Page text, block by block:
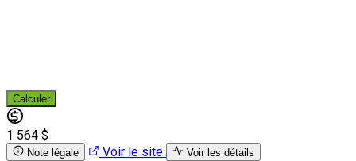
Calculer
1 564 $
Note légale Voir le site Voir les détails